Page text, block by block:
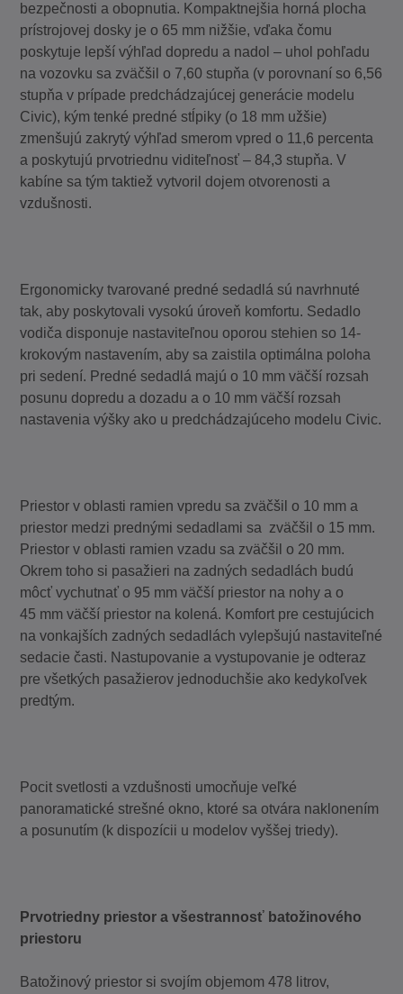
bezpečnosti a obopnutia. Kompaktnejšia horná plocha
prístrojovej dosky je o 65 mm nižšie, vďaka čomu
poskytuje lepší výhľad dopredu a nadol – uhol pohľadu
na vozovku sa zväčšil o 7,60 stupňa (v porovnaní so 6,56
stupňa v prípade predchádzajúcej generácie modelu
Civic), kým tenké predné stĺpiky (o 18 mm užšie)
zmenšujú zakrytý výhľad smerom vpred o 11,6 percenta
a poskytujú prvotriednu viditeľnosť – 84,3 stupňa. V
kabíne sa tým taktiež vytvoril dojem otvorenosti a
vzdušnosti.
Ergonomicky tvarované predné sedadlá sú navrhnuté
tak, aby poskytovali vysokú úroveň komfortu. Sedadlo
vodiča disponuje nastaviteľnou oporou stehien so 14-
krokovým nastavením, aby sa zaistila optimálna poloha
pri sedení. Predné sedadlá majú o 10 mm väčší rozsah
posunu dopredu a dozadu a o 10 mm väčší rozsah
nastavenia výšky ako u predchádzajúceho modelu Civic.
Priestor v oblasti ramien vpredu sa zväčšil o 10 mm a
priestor medzi prednými sedadlami sa zväčšil o 15 mm.
Priestor v oblasti ramien vzadu sa zväčšil o 20 mm.
Okrem toho si pasažieri na zadných sedadlách budú
môcť vychutnať o 95 mm väčší priestor na nohy a o
45 mm väčší priestor na kolená. Komfort pre cestujúcich
na vonkajších zadných sedadlách vylepšujú nastaviteľné
sedacie časti. Nastupovanie a vystupovanie je odteraz
pre všetkých pasažierov jednoduchšie ako kedykoľvek
predtým.
Pocit svetlosti a vzdušnosti umocňuje veľké
panoramatické strešné okno, ktoré sa otvára naklonením
a posunutím (k dispozícii u modelov vyššej triedy).
Prvotriedny priestor a všestrannosť batožinového
priestoru
Batožinový priestor si svojím objemom 478 litrov,